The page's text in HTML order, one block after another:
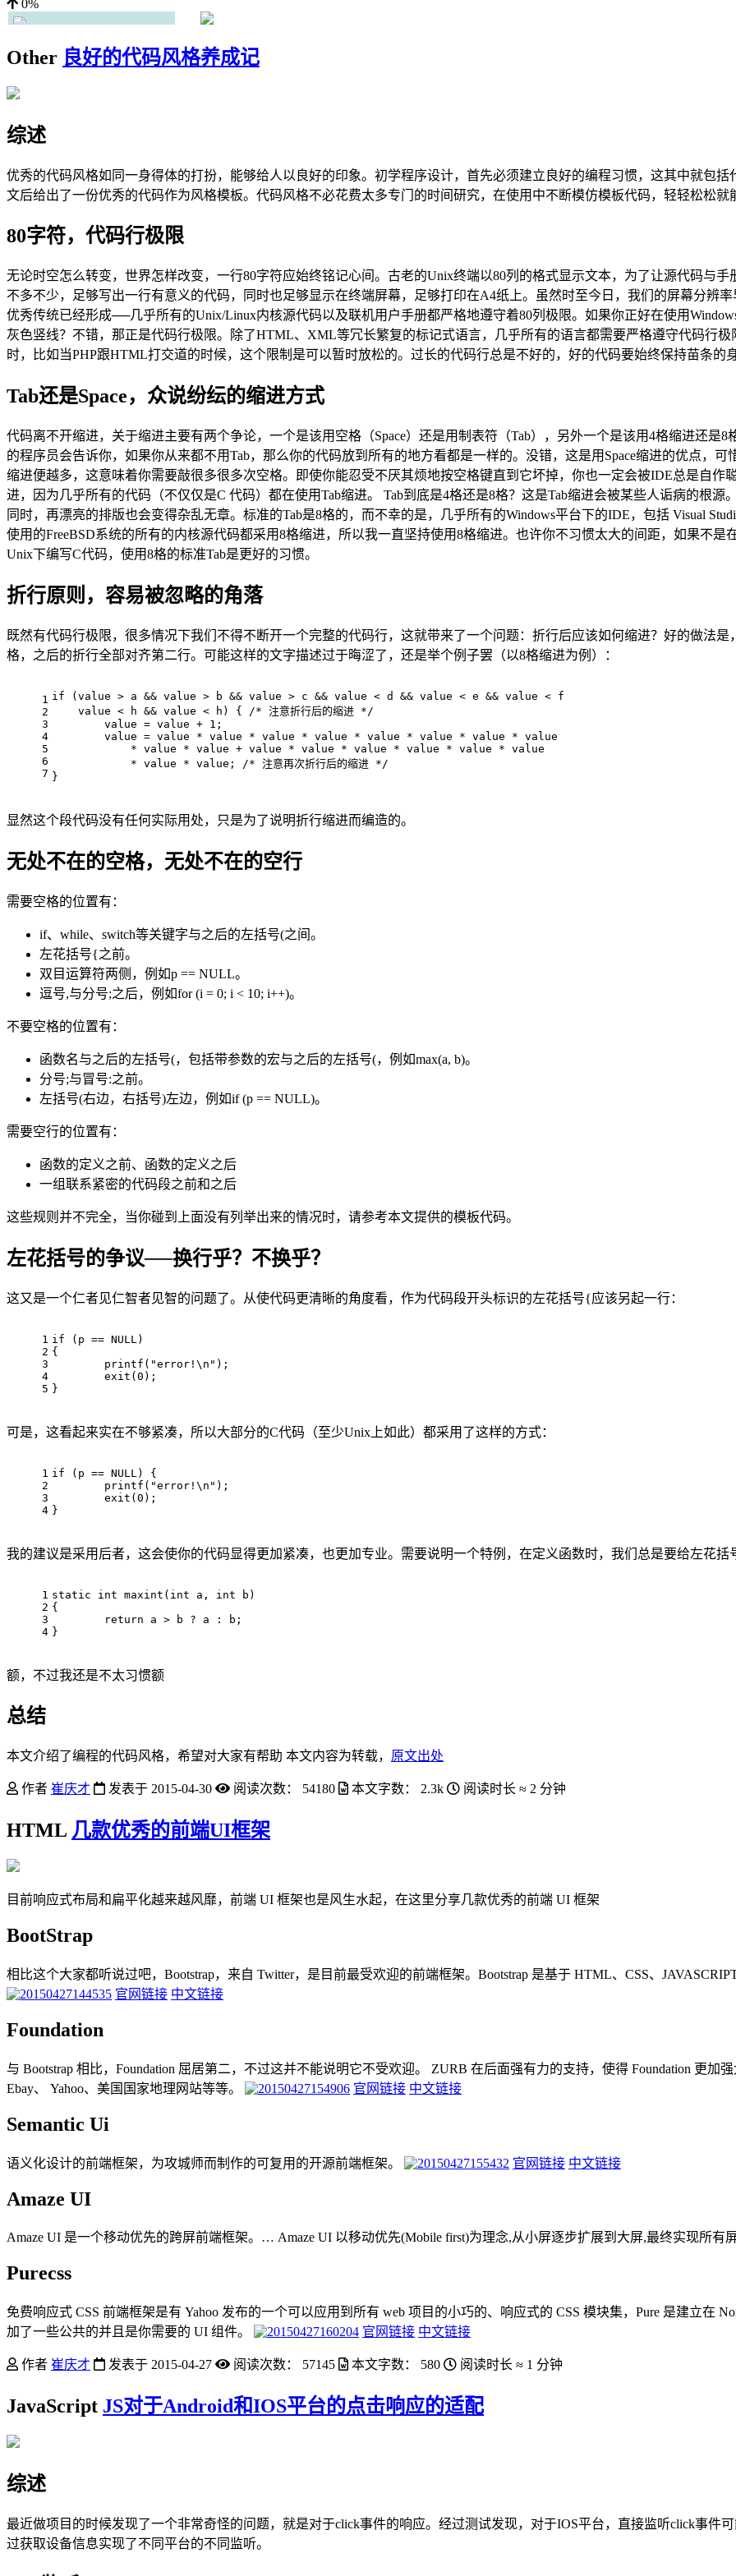
0%
Other 良好的代码风格养成记
综述
优秀的代码风格如同一身得体的打扮，能够给人以良好的印象。初学程序设计，首先必须建立良好的编程习惯，这其中就包
文后给出了一份优秀的代码作为风格模板。代码风格不必花费太多专门的时间研究，在使用中不断模仿模板代码，轻轻松松就
80字符，代码行极限
无论时空怎么转变，世界怎样改变，一行80字符应始终铭记心间。古老的Unix终端以80列的格式显示文本，为了让源代码与
不多不少，足够写出一行有意义的代码，同时也足够显示在终端屏幕，足够打印在A4纸上。虽然时至今日，我们的屏幕分辨
优秀传统已经形成──几乎所有的Unix/Linux内核源代码以及联机用户手册都严格地遵守着80列极限。如果你正好在使用
灰色竖线？不错，那正是代码行极限。除了HTML、XML等冗长繁复的标记式语言，几乎所有的语言都需要严格遵守代码行极
时，比如当PHP跟HTML打交道的时候，这个限制是可以暂时放松的。过长的代码行总是不好的，好的代码要始终保持苗条的身
Tab还是Space，众说纷纭的缩进方式
代码离不开缩进，关于缩进主要有两个争论，一个是该用空格（Space）还是用制表符（Tab），另外一个是该用4格缩进还是8
的程序员会告诉你，如果你从来都不用Tab，那么你的代码放到所有的地方看都是一样的。没错，这是用Space缩进的优点，
缩进便越多，这意味着你需要敲很多很多次空格。即使你能忍受不厌其烦地按空格键直到它坏掉，你也一定会被IDE总是自作
进，因为几乎所有的代码（不仅仅是C 代码）都在使用Tab缩进。 Tab到底是4格还是8格？这是Tab缩进会被某些人诟病的根
同时，再漂亮的排版也会变得杂乱无章。标准的Tab是8格的，而不幸的是，几乎所有的Windows平台下的IDE，包括 Visual
使用的FreeBSD系统的所有的内核源代码都采用8格缩进，所以我一直坚持使用8格缩进。也许你不习惯太大的间距，如果不
Unix下编写C代码，使用8格的标准Tab是更好的习惯。
折行原则，容易被忽略的角落
既然有代码行极限，很多情况下我们不得不断开一个完整的代码行，这就带来了一个问题：折行后应该如何缩进？好的做法
格，之后的折行全部对齐第二行。可能这样的文字描述过于晦涩了，还是举个例子罢（以8格缩进为例）：
1
2
3
4
5
6
7
if ( value > a && value > b && value > c && value < d && value < e && value < f
value < h && value < h) {
/* 注意折行后的缩进 */
value = value + 1 ;
value = value * value * value * value * value * value * value * value
            *
value * value + value * value * value * value * value * value
            *
value * value ;
/* 注意再次折行后的缩进 */
}
显然这个段代码没有任何实际用处，只是为了说明折行缩进而编造的。
无处不在的空格，无处不在的空行
需要空格的位置有：
if、while、switch等关键字与之后的左括号(之间。
左花括号{之前。
双目运算符两侧，例如p == NULL。
逗号,与分号;之后，例如for (i = 0; i < 10; i++)。
不要空格的位置有：
函数名与之后的左括号(，包括带参数的宏与之后的左括号(，例如max(a, b)。
分号;与冒号:之前。
左括号(右边，右括号)左边，例如if (p == NULL)。
需要空行的位置有：
函数的定义之前、函数的定义之后
一组联系紧密的代码段之前和之后
这些规则并不完全，当你碰到上面没有列举出来的情况时，请参考本文提供的模板代码。
左花括号的争议──换行乎？不换乎？
这又是一个仁者见仁智者见智的问题了。从使代码更清晰的角度看，作为代码段开头标识的左花括号{应该另起一行：
1
2
3
4
5
if (p == NULL)
{
        printf(
"error!\n" );
exit (0 );
}
可是，这看起来实在不够紧凑，所以大部分的C代码（至少Unix上如此）都采用了这样的方式：
1
2
3
4
if (p == NULL) {
        printf(
"error!\n" );
exit (0 );
}
我的建议是采用后者，这会使你的代码显得更加紧凑，也更加专业。需要说明一个特例，在定义函数时，我们总是要给左花括
1
2
3
4
static int maxint ( int a, int b)
{
return a > b ? a : b;
}
额，不过我还是不太习惯额
总结
本文介绍了编程的代码风格，希望对大家有帮助 本文内容为转载， 原文出处
作者 崔庆才 发表于 2015-04-30 阅读次数： 54180 本文字数： 2.3k 阅读时长 ≈ 2 分钟
HTML 几款优秀的前端UI框架
目前响应式布局和扁平化越来越风靡，前端 UI 框架也是风生水起，在这里分享几款优秀的前端 UI 框架
BootStrap
相比这个大家都听说过吧，Bootstrap，来自 Twitter，是目前最受欢迎的前端框架。Bootstrap 是基于 HTML、CSS、
官网链接 中文链接
Foundation
与 Bootstrap 相比，Foundation 屈居第二，不过这并不能说明它不受欢迎。 ZURB 在后面强有力的支持，使得 Foundation 更加强
Ebay、 Yahoo、美国国家地理网站等等。
官网链接 中文链接
Semantic Ui
语义化设计的前端框架，为攻城师而制作的可复用的开源前端框架。 官网链接 中文链接
Amaze UI
Amaze UI 是一个移动优先的跨屏前端框架。… Amaze UI 以移动优先(Mobile first)为理念,从小屏逐步扩展到大屏,最终实现所有
Purecss
免费响应式 CSS 前端框架是有 Yahoo 发布的一个可以应用到所有 web 项目的小巧的、响应式的 CSS 模块集，Pure 是建立在
加了一些公共的并且是你需要的 UI 组件。
官网链接 中文链接
作者 崔庆才 发表于 2015-04-27 阅读次数： 57145 本文字数： 580 阅读时长 ≈ 1 分钟
JavaScript JS对于Android和IOS平台的点击响应的适配
综述
最近做项目的时候发现了一个非常奇怪的问题，就是对于click事件的响应。经过测试发现，对于IOS平台，直接监听click事件
过获取设备信息实现了不同平台的不同监听。